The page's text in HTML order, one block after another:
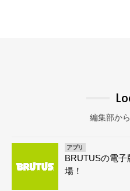
編集部か
アプリ
BRUTUSの電
場！